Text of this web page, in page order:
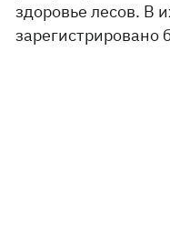
здоровье лесов. В
зарегистрировано